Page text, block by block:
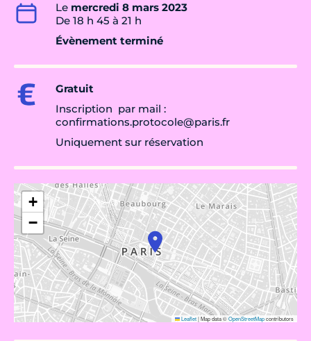
Le mercredi 8 mars 2023
De 18 h 45 à 21 h
Évènement terminé
Gratuit
Inscription par mail :
confirmations.protocole@paris.fr
Uniquement sur réservation
+
−
Leaflet|Map data ©OpenStreetMapcontributors